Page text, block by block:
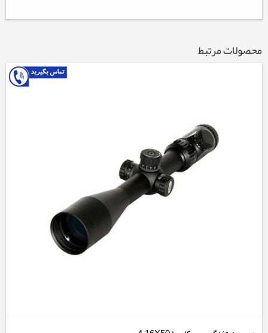
محصولات مرتبط